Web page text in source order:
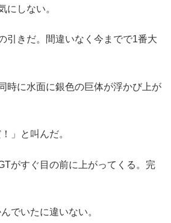
にしない。
引きだ。間違いなく今までで1番大
時に水面に銀色の巨体が浮かび上が
」と叫んだ。
がすぐ目の前に上がってくる。完
でいたに違いない。